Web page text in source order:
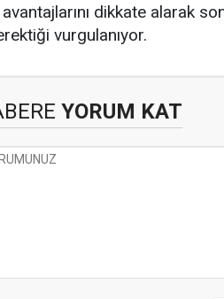
dikkate alarak
vurgulanıyor.
YORUM KAT